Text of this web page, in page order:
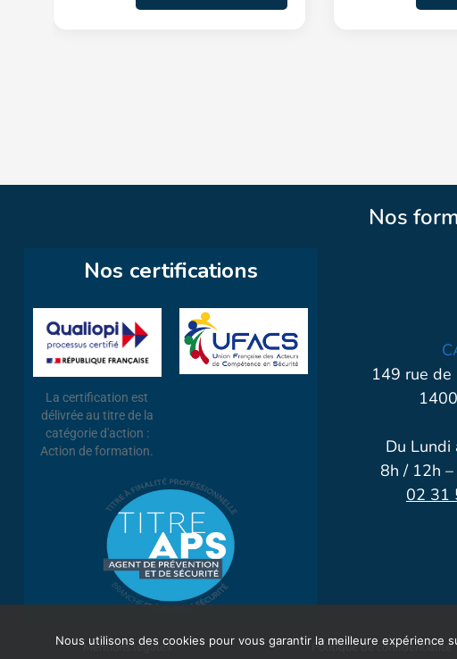
Nos
Nos certifications
La certification est
délivrée au titre de la
catégorie d'action :
Action de formation.
149 rue de
Du Lundi
8h / 12h
02 31
Mentions légales Politique de confidentialité
Nous utilisons des cookies pour vous garantir la meilleure expérience